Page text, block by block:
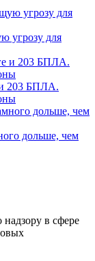
угрозу для
и 203 БПЛА.
дольше, чем
в сфере